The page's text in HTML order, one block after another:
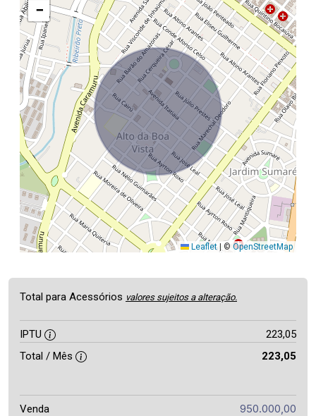
−
Leaflet | © OpenStreetMap
Total para Acessórios valores sujeitos a alteração.
IPTU
223,05
Total / Mês
223,05
Venda 950.000,00